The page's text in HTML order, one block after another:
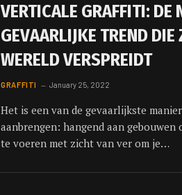
VERTICALE GRAFFITI: DE
GEVAARLIJKE TREND DIE
WERELD VERSPREIDT
GRAFFITI January 25, 2022
Het is een van de gevaarlijkste
aanbrengen: hangend aan
te voeren met zicht van ver om je…